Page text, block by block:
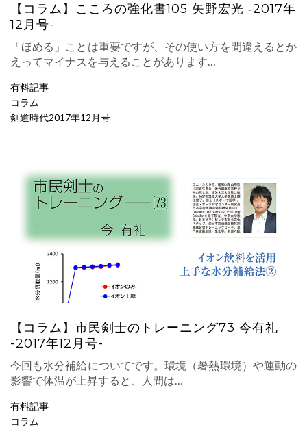
【コラム】こころの強化書105 矢野宏光 ‐2017年
12月号-
「ほめる」ことは重要ですが、その使い方を間違えるとか
えってマイナスを与えることがあります…
有料記事
コラム
剣道時代2017年12月号
【コラム】市民剣士のトレーニング73 今有礼
-2017年12月号-
今回も水分補給についてです。環境（暑熱環境）や運動の
影響で体温が上昇すると、人間は…
有料記事
コラム